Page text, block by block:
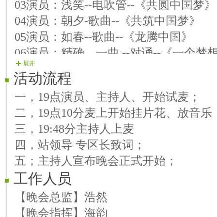
03演员：浅笑--电吹管--《共圆中国梦》
04演员：朝夕-歌曲--《共筑中国梦》
05演员：如春--歌曲--《龙腾中国》
06演员：精确，一曲 --对诵--《一个梦
07演员：丹凤-歌曲--《天耀中华》
08演员：细雨--歌曲--《中国梦》
二篇章序曲：歌伴舞《春天中国》
第二篇章：春天中国
09 演员：春甜--歌曲--《美丽大中国》
10演员：台风--歌曲--《莫日格勒河》
11演员：贝贝--歌曲--《绿色的草原》
12演员：程粤--歌曲--《中国美》
13演员：等待--歌曲--《游牧时光》
展开
活动流程
一，19点演员、主持人、开始试麦；
二，19点10分麦上开始挂片花、放音乐
三，19:48分主持人上麦
四，站领导 专区长致词；
五；主持人宣布晚会正式开始；
工作人员
【晚会总监】浩然
【晚会指挥】海韵